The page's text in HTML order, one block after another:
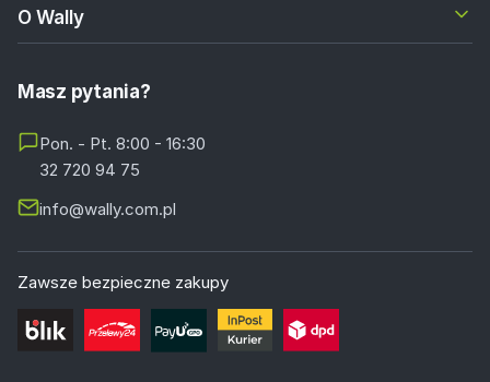
O Wally
Masz pytania?
Pon. - Pt. 8:00 - 16:30
32 720 94 75
info@wally.com.pl
Zawsze bezpieczne zakupy